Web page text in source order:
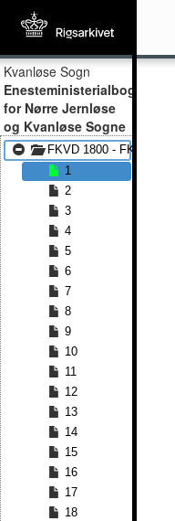
Kvanløse Sogn
Enesteministerialbog
for Nørre Jernløse
og Kvanløse Sogne
FKVD 1800 - FKVD 1814
1
2
3
4
5
6
7
8
9
10
11
12
13
14
15
16
17
18